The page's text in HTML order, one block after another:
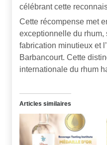
célébrant cette
Cette récompense met
exceptionnelle du rhum,
fabrication minutieux et
Barbancourt. Cette
internationale du rhum
Articles similaires